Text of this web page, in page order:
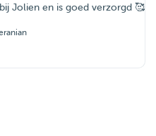
Jolien en is goed verzorgd 🥰